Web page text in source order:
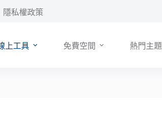
隱私權政策
上工具 免費空間 熱門主題